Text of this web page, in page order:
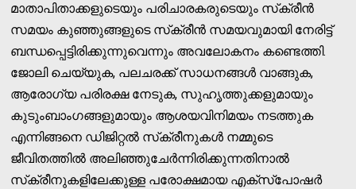
മാതാപിതാക്കളുടെയും പരിചാരകരുടെയും സ്‌ക്രീന്‍
സമയം കുഞ്ഞുങ്ങളുടെ സ്‌ക്രീന്‍ സമയവുമായി നേരിട്ട്
ബന്ധപ്പെട്ടിരിക്കുന്നുവെന്നും അവലോകനം കണ്ടെത്തി.
ജോലി ചെയ്യുക, പലചരക്ക് സാധനങ്ങള്‍ വാങ്ങുക,
ആരോഗ്യ പരിരക്ഷ നേടുക, സുഹൃത്തുക്കളുമായും
കുടുംബാംഗങ്ങളുമായും ആശയവിനിമയം നടത്തുക
എന്നിങ്ങനെ ഡിജിറ്റല്‍ സ്‌ക്രീനുകള്‍ നമ്മുടെ
ജീവിതത്തില്‍ അലിഞ്ഞുചേര്‍ന്നിരിക്കുന്നതിനാല്‍
സ്‌ക്രീനുകളിലേക്കുള്ള പരോക്ഷമായ എക്‌സ്‌പോഷര്‍